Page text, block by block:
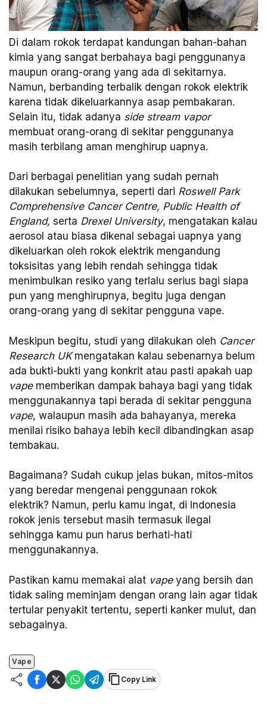
Di dalam rokok terdapat kandungan bahan-bahan
kimia yang sangat berbahaya bagi penggunanya
maupun orang-orang yang ada di sekitarnya.
Namun, berbanding terbalik dengan rokok elektrik
karena tidak dikeluarkannya asap pembakaran.
Selain itu, tidak adanya side stream vapor
membuat orang-orang di sekitar penggunanya
masih terbilang aman menghirup uapnya.
Dari berbagai penelitian yang sudah pernah
dilakukan sebelumnya, seperti dari Roswell Park
Comprehensive Cancer Centre, Public Health of
England, serta Drexel University, mengatakan kalau
aerosol atau biasa dikenal sebagai uapnya yang
dikeluarkan oleh rokok elektrik mengandung
toksisitas yang lebih rendah sehingga tidak
menimbulkan resiko yang terlalu serius bagi siapa
pun yang menghirupnya, begitu juga dengan
orang-orang yang di sekitar pengguna vape.
Meskipun begitu, studi yang dilakukan oleh Cancer
Research UKmengatakan kalau sebenarnya belum
ada bukti-bukti yang konkrit atau pasti apakah uap
vape memberikan dampak bahaya bagi yang tidak
menggunakannya tapi berada di sekitar pengguna
vape, walaupun masih ada bahayanya, mereka
menilai risiko bahaya lebih kecil dibandingkan asap
tembakau.
Bagaimana? Sudah cukup jelas bukan, mitos-mitos
yang beredar mengenai penggunaan rokok
elektrik? Namun, perlu kamu ingat, di Indonesia
rokok jenis tersebut masih termasuk ilegal
sehingga kamu pun harus berhati-hati
menggunakannya.
Pastikan kamu memakai alat vape yang bersih dan
tidak saling meminjam dengan orang lain agar tidak
tertular penyakit tertentu, seperti kanker mulut, dan
sebagainya.
Vape
Copy Link